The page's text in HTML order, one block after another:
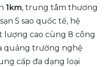
1km, trung tâm thương
5 sao quốc tế, hệ
lượng cao cùng 8 công
quảng trường nghệ
cấp đa dạng loại